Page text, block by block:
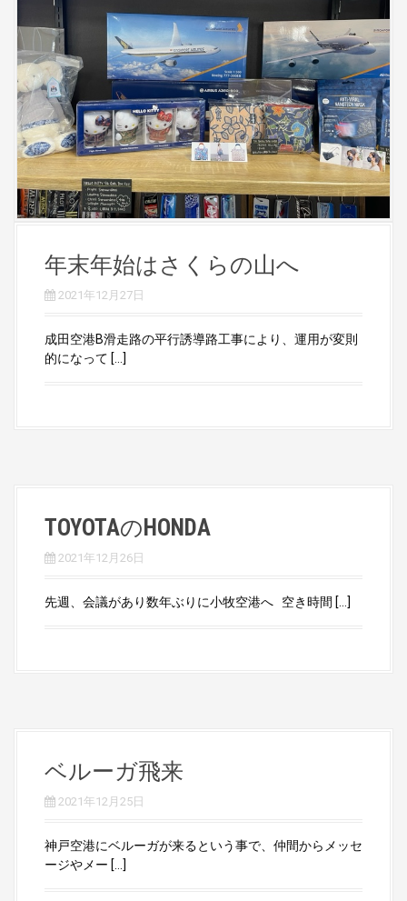
年末年始はさくらの山へ
2021年12月27日
成田空港B滑走路の平行誘導路工事により、運用が変則
的になって […]
TOYOTAのHONDA
2021年12月26日
先週、会議があり数年ぶりに小牧空港へ 空き時間 […]
ベルーガ飛来
2021年12月25日
神戸空港にベルーガが来るという事で、仲間からメッセ
ージやメー […]